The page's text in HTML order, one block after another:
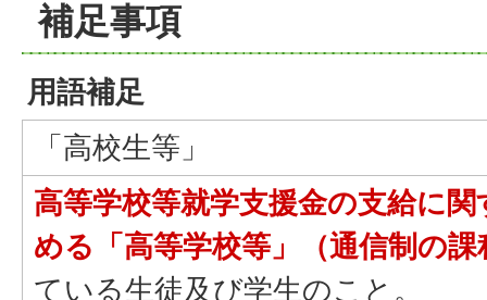
補足事項
用語補足
「高校生等」
高等学校等就学支援金の支給に
める「高等学校等」（通信制の
ている生徒及び学生のこと。